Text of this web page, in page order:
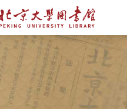
全部资源